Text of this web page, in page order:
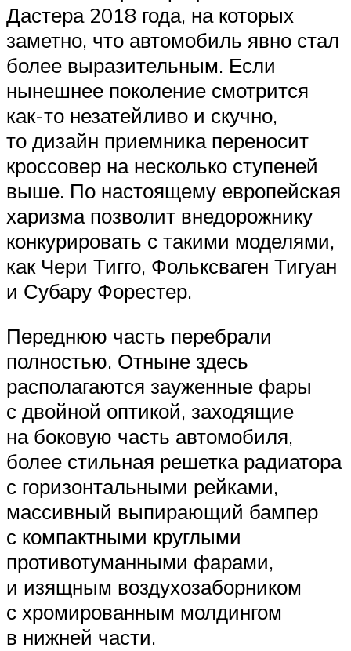
Дастера 2018 года, на которых
заметно, что автомобиль явно стал
более выразительным. Если
нынешнее поколение смотрится
как-то незатейливо и скучно,
то дизайн приемника переносит
кроссовер на несколько ступеней
выше. По настоящему европейская
харизма позволит внедорожнику
конкурировать с такими моделями,
как Чери Тигго, Фольксваген Тигуан
и Субару Форестер.
Переднюю часть перебрали
полностью. Отныне здесь
располагаются зауженные фары
с двойной оптикой, заходящие
на боковую часть автомобиля,
более стильная решетка радиатора
с горизонтальными рейками,
массивный выпирающий бампер
с компактными круглыми
противотуманными фарами,
и изящным воздухозаборником
с хромированным молдингом
в нижней части.